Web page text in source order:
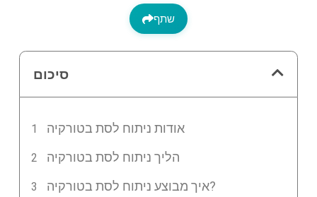
שתף
סיכום
אודות ניתוח לסת בטורקיה
הליך ניתוח לסת בטורקיה
איך מבוצע ניתוח לסת בטורקיה?